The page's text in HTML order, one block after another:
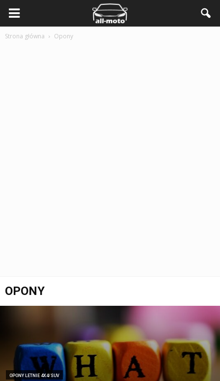
Strona główna Opony
OPONY
OPONY LETNIE 4X4/SUV